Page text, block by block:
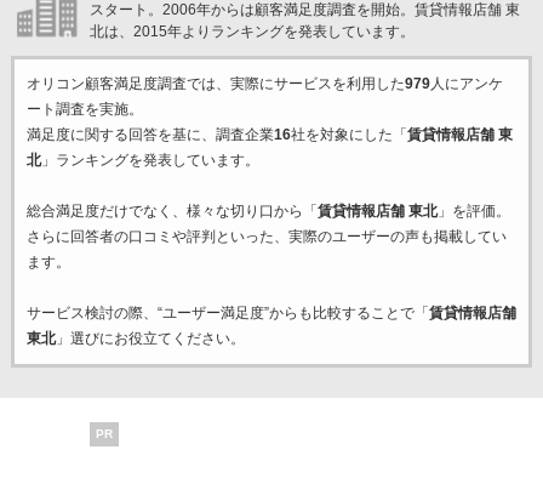
スタート。2006年からは顧客満足度調査を開始。賃貸情報店舗 東
北は、2015年よりランキングを発表しています。
オリコン顧客満足度調査では、実際にサービスを利用した979人にアンケ
ート調査を実施。
満足度に関する回答を基に、調査企業16社を対象にした「 賃貸情報店舗 東
北」ランキングを発表しています。
総合満足度だけでなく、様々な切り口から「 賃貸情報店舗 東北」を評価。
さらに回答者の口コミや評判といった、実際のユーザーの声も掲載してい
ます。
サービス検討の際、“ユーザー満足度”からも比較することで「 賃貸情報店舗
東北」選びにお役立てください。
PR